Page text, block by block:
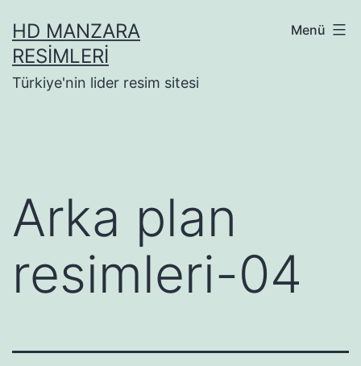
geçHD MANZARA
RESIMLERI
Türkiye'nin lider resim sitesi
Menü
Arka plan
resimleri-04